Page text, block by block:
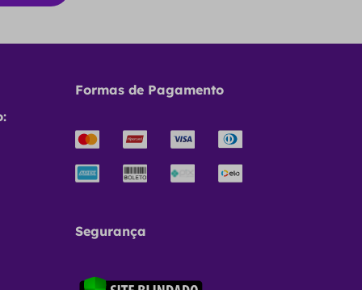
Formas de Pagamento
Segurança